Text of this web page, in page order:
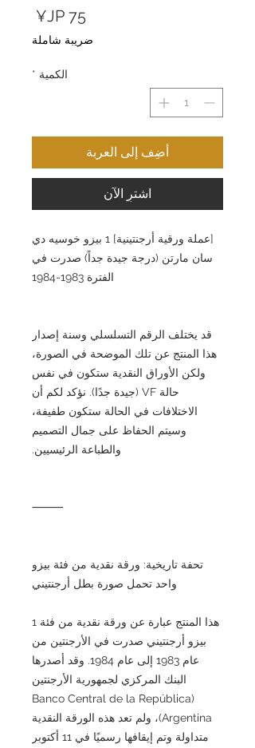
ضريبة شاملة
الكمية *
أضِف إلى العربة
اشترِ الآن
[عملة ورقية أرجنتينية] 1 بيزو خوسيه دي
سان مارتن (درجة جيدة جداً) صدرت في
الفترة 1983-1984
قد يختلف الرقم التسلسلي وسنة إصدار
هذا المنتج عن تلك الموضحة في الصورة،
ولكن الأوراق النقدية ستكون في نفس
حالة VF (جيدة جدًا). نؤكد لكم أن
الاختلافات في الحالة ستكون طفيفة،
وسيتم الحفاظ على جمال التصميم
والطباعة الرئيسيين.
⸻
تحفة تاريخية: ورقة نقدية من فئة بيزو
واحد تحمل صورة بطل أرجنتيني
هذا المنتج عبارة عن ورقة نقدية من فئة 1
بيزو أرجنتيني صدرت في الأرجنتين من
عام 1983 إلى عام 1984. وقد أصدرها
البنك المركزي لجمهورية الأرجنتين
(Banco Central de la República
Argentina)، ولم تعد هذه الورقة النقدية
متداولة وتم إيقافها رسميًا في 11 أكتوبر